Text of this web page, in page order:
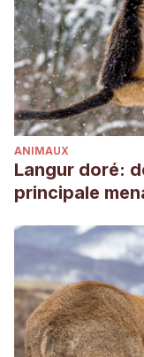
ANIMAUX
Langur doré:
principale